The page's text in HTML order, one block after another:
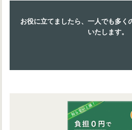
お役に立てましたら、一人でも多く
いたします。